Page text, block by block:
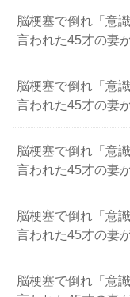
脳梗塞で倒れ「意
言われた45才の妻
脳梗塞で倒れ「意
言われた45才の妻
脳梗塞で倒れ「意
言われた45才の妻
脳梗塞で倒れ「意
言われた45才の妻
脳梗塞で倒れ「意